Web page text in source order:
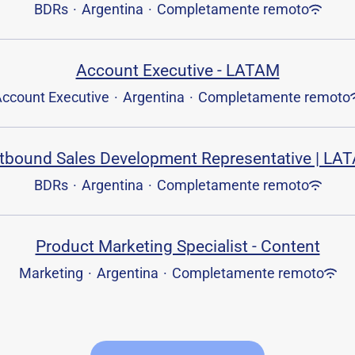
BDRs · Argentina · Completamente remoto
Account Executive - LATAM
Executive · Argentina · Completamente remoto
Sales Development Representative |
BDRs · Argentina · Completamente remoto
Product Marketing Specialist - Content
Marketing · Argentina · Completamente remoto